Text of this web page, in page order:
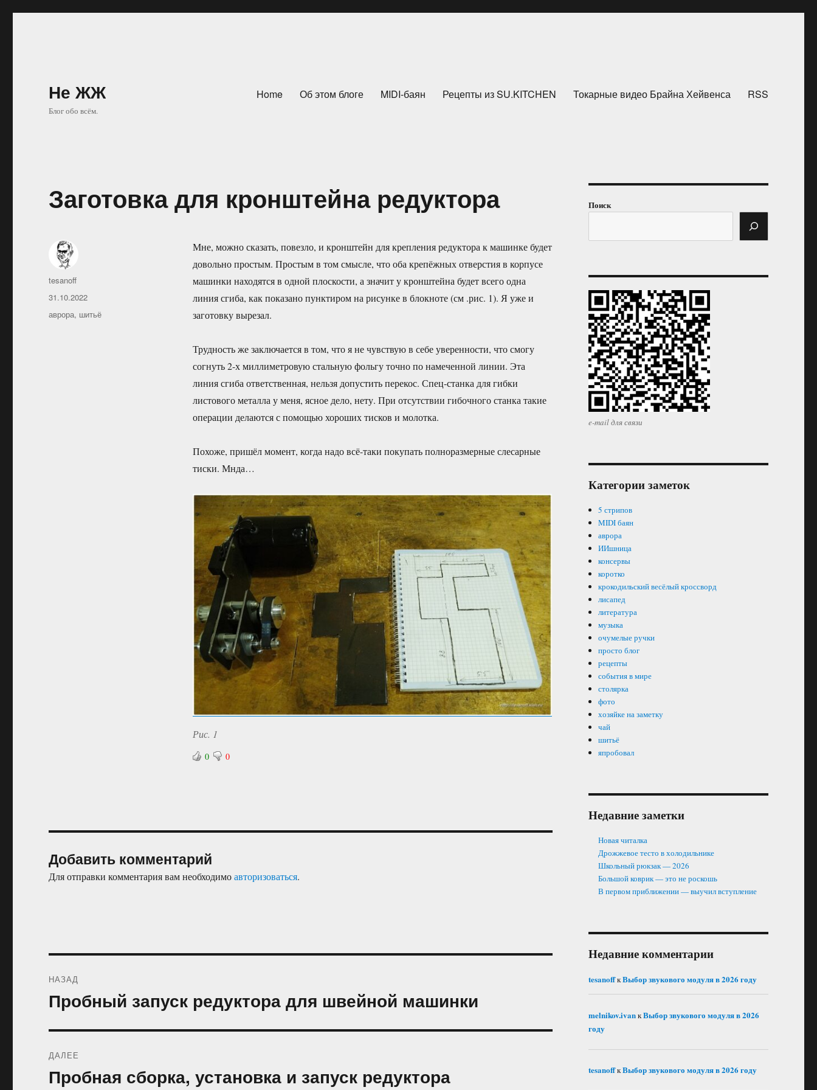
Не ЖЖ
Блог обо всём.
Home Об этом блоге MIDI-баян Рецепты из SU.KITCHEN Токарные видео Брайна Хейвенса RSS
Заготовка для кронштейна редуктора
Мне, можно сказать, повезло, и кронштейн для крепления редуктора к машинке будет
довольно простым. Простым в том смысле, что оба крепёжных отверстия в корпусе
машинки находятся в одной плоскости, а значит у кронштейна будет всего одна
линия сгиба, как показано пунктиром на рисунке в блокноте (см .рис. 1). Я уже и
заготовку вырезал.
Трудность же заключается в том, что я не чувствую в себе уверенности, что смогу
согнуть 2-х миллиметровую стальную фольгу точно по намеченной линии. Эта
линия сгиба ответственная, нельзя допустить перекос. Спец-станка для гибки
листового металла у меня, ясное дело, нету. При отсутствии гибочного станка такие
операции делаются с помощью хороших тисков и молотка.
Похоже, пришёл момент, когда надо всё-таки покупать полноразмерные слесарные
тиски. Мнда…
Рис. 1
0 0
Автор
tesanoff
Опубликовано
31.10.2022
Рубрики
аврора, шитьё
Добавить комментарий
Для отправки комментария вам необходимоавторизоваться.
по
НАЗАД
Предыдущая
запись:
Пробный запуск редуктора для швейной машинки
ДАЛЕЕ
Следующая
Пробная сборка, установка и запуск редуктора
Поиск
e-mail для связи
Категории заметок
5 стрипов
MIDI баян
аврора
ИИшница
консервы
коротко
крокодильский весёлый кроссворд
лисапед
литература
музыка
очумелые ручки
просто блог
рецепты
события в мире
столярка
фото
хозяйке на заметку
чай
шитьё
япробовал
Недавние заметки
Новая читалка
Дрожжевое тесто в холодильнике
Школьный рюкзак — 2026
Большой коврик — это не роскошь
В первом приближении — выучил вступление
Недавние комментарии
tesanoffкВыбор звукового модуля в 2026 году
melnikov.ivanкВыбор звукового модуля в 2026
году
tesanoffкВыбор звукового модуля в 2026 году